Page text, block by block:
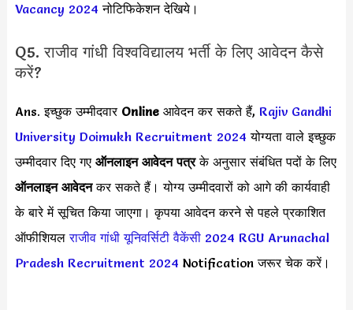
Vacancy 2024 नोटिफिकेशन देखिये।
Q5. राजीव गांधी विश्वविद्यालय भर्ती के लिए आवेदन कैसे
करें?
Ans. इच्छुक उम्मीदवार Online आवेदन कर सकते हैं, Rajiv Gandhi
University Doimukh Recruitment 2024 योग्यता वाले इच्छुक
उम्मीदवार दिए गए ऑनलाइन आवेदन पत्रके अनुसार संबंधित पदों के लिए
ऑनलाइन आवेदनकर सकते हैं। योग्य उम्मीदवारों को आगे की कार्यवाही
के बारे में सूचित किया जाएगा। कृपया आवेदन करने से पहले प्रकाशित
ऑफीशियलराजीव गांधी यूनिवर्सिटी वैकेंसी 2024 RGU Arunachal
Pradesh Recruitment 2024 Notification जरूर चेक करें।